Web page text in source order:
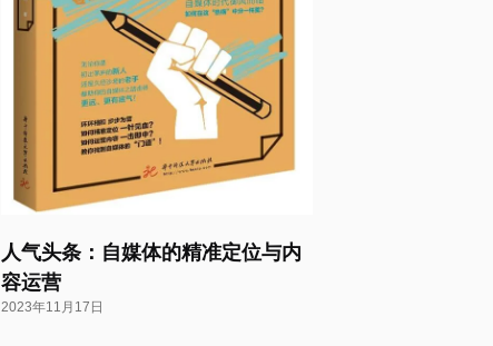
人气头条：自媒体的精准定位与内
容运营
2023年11月17日